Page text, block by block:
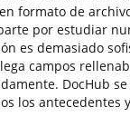
formato de
por estudiar
es demasiado
campos
DocHub
los antecedentes